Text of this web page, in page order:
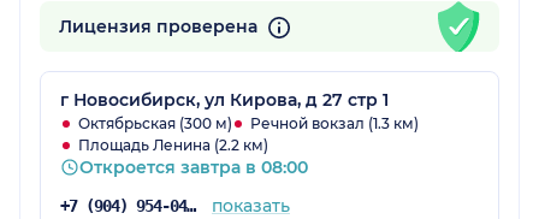
Лицензия проверена
г Новосибирск, ул Кирова, д 27 стр 1
Октябрьская (300 м)
Речной вокзал (1.3 км)
Площадь Ленина (2.2 км)
Откроется завтра в 08:00
+7 (904) 954-04-89 показать